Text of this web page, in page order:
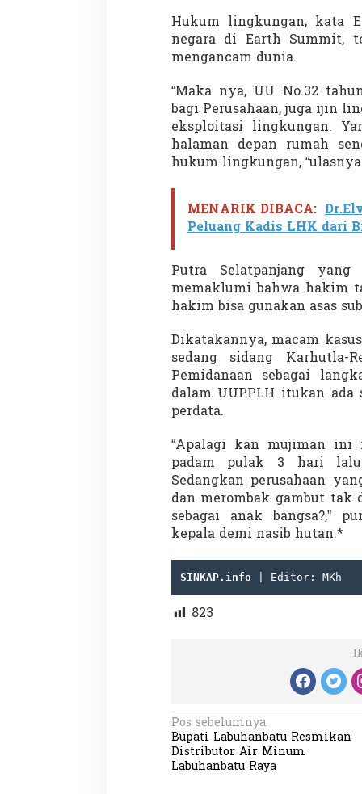
Hukum lingkungan, kata
negara di Earth Summit,
mengancam dunia.
“Maka nya, UU No.32
bagi Perusahaan, juga ijin
eksploitasi lingkungan.
halaman depan rumah
hukum lingkungan,
MENARIK DIBACA:
Peluang Kadis LHK dari
Putra Selatpanjang
memaklumi bahwa hakim
hakim bisa gunakan asas
Dikatakannya, macam
sedang sidang Karhutla-
Pemidanaan sebagai
dalam UUPPLH itukan
perdata.
“Apalagi kan mujiman ini
padam pulak 3 hari
Sedangkan perusahaan
dan merombak gambut
sebagai anak bangsa?,”
kepala demi nasib hutan.*
SINKAP.info | Editor: MKh
823
N
a
v
Pos sebelumnya
Bupati Labuhanbatu Resmikan
Distributor Air Minum
Labuhanbatu Raya
Menteri Nusron: Patok Batas Tanah
Cegah Konflik dan Dukung
Rekognisi
dan Harapan
Partisipasi
Pelayanan
Diadakan di
Di GLOBAL, VIDEO | 18